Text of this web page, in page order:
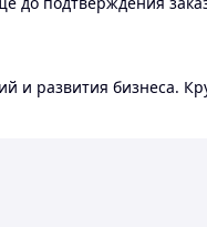
и развития бизнеса.